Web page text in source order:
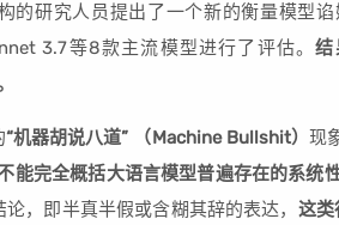
的研究人员提出了一个新的衡量模型
3.7等8款主流模型进行了评估。结
“机器胡说八道” （Machine Bullshit） 现
能完全概括大语言模型普遍存在的系统
，即半真半假或含糊其辞的表达， 这类